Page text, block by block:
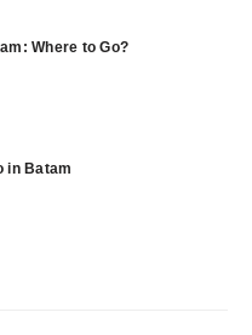
Where to Go?
in Batam